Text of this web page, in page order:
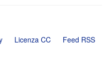
Licenza CC Feed RSS